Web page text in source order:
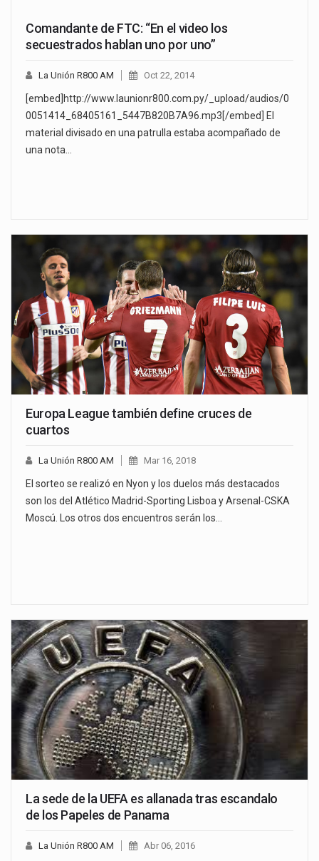
Comandante de FTC: “En el video los
secuestrados hablan uno por uno”
La Unión R800 AM Oct 22, 2014
[embed]http://www.launionr800.com.py/_upload/audios/0
0051414_68405161_5447B820B7A96.mp3[/embed] El
material divisado en una patrulla estaba acompañado de
una nota…
Europa League también define cruces de
cuartos
La Unión R800 AM Mar 16, 2018
El sorteo se realizó en Nyon y los duelos más destacados
son los del Atlético Madrid-Sporting Lisboa y Arsenal-CSKA
Moscú. Los otros dos encuentros serán los…
La sede de la UEFA es allanada tras escandalo
de los Papeles de Panama
La Unión R800 AM Abr 06, 2016